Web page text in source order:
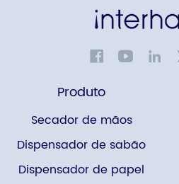
Produto
Secador de mãos
Dispensador de sabão
Dispensador de papel